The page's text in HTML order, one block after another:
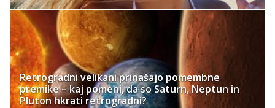
Retrogradni velikani prinašajo pomembne
premike – kaj pomeni, da so Saturn, Neptun in
Pluton hkrati retrogradni?